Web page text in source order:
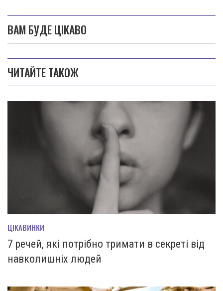
ВАМ БУДЕ ЦІКАВО
ЧИТАЙТЕ ТАКОЖ
ЦІКАВИНКИ
7 речей, які потрібно тримати в секреті від
навколишніх людей